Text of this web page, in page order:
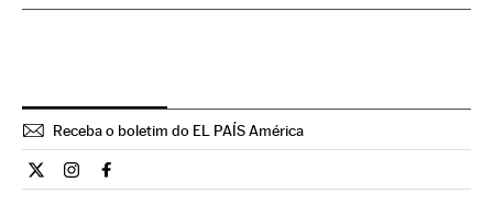
Receba o boletim do EL PAÍS América
Cultura El País Brasil en Twitter
Cultura El País Brasil en Instagram
Cultura El País Brasil en Facebook